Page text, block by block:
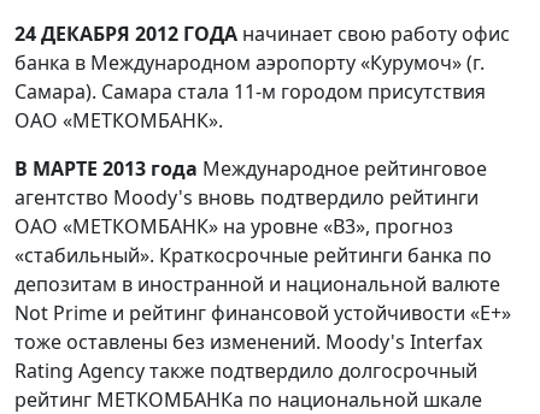
24 ДЕКАБРЯ 2012 ГОДА начинает свою работу офис
банка в Международном аэропорту «Курумоч» (г.
Самара). Самара стала 11-м городом присутствия
ОАО «МЕТКОМБАНК».
В МАРТЕ 2013 года Международное рейтинговое
агентство Moody's вновь подтвердило рейтинги
ОАО «МЕТКОМБАНК» на уровне «B3», прогноз
«стабильный». Краткосрочные рейтинги банка по
депозитам в иностранной и национальной валюте
Not Prime и рейтинг финансовой устойчивости «E+»
тоже оставлены без изменений. Moody's Interfax
Rating Agency также подтвердило долгосрочный
рейтинг МЕТКОМБАНКа по национальной шкале